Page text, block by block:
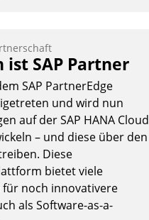
SAP Partner
SAP PartnerEdge
und wird nun
auf der SAP HANA Cloud
– und diese über den
Diese
bietet viele
noch innovativere
als Software-as-a-